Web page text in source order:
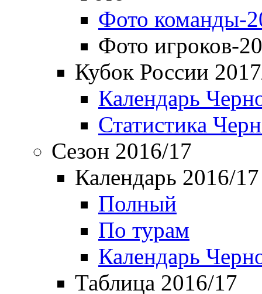
Фото команды-
Фото игроков-
Кубок России
Календарь
Статистика
Сезон 2016/17
Календарь 2016/17
Полный
По турам
Календарь
Таблица 2016/17